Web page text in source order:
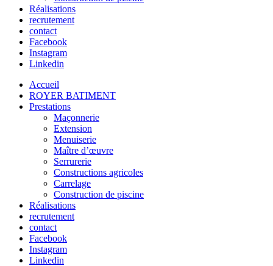
Réalisations
recrutement
contact
Facebook
Instagram
Linkedin
Accueil
ROYER BATIMENT
Prestations
Maçonnerie
Extension
Menuiserie
Maître d’œuvre
Serrurerie
Constructions agricoles
Carrelage
Construction de piscine
Réalisations
recrutement
contact
Facebook
Instagram
Linkedin